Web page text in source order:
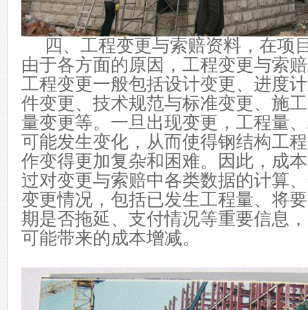
四、工程变更与索赔资料，在项
由于各方面的原因，工程变更与索
工程变更一般包括设计变更、进度
件变更、技术规范与标准变更、施
量变更等。一旦出现变更，工程量
可能发生变化，从而使得钢结构工
作变得更加复杂和困难。因此，成
过对变更与索赔中各类数据的计算
变更情况，包括已发生工程量、将
期是否拖延、支付情况等重要信息
可能带来的成本增减。